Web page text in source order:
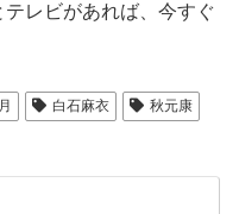
テレビがあれば、今すぐ
白石麻衣
秋元康